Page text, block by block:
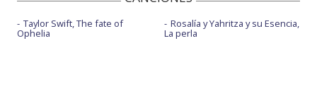
Taylor Swift, The fate of
Ophelia
Rosalía y Yahritza y su Esencia,
La perla